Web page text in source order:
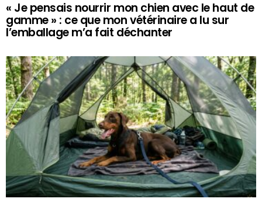
« Je pensais nourrir mon chien avec le haut de
gamme » : ce que mon vétérinaire a lu sur
l’emballage m’a fait déchanter